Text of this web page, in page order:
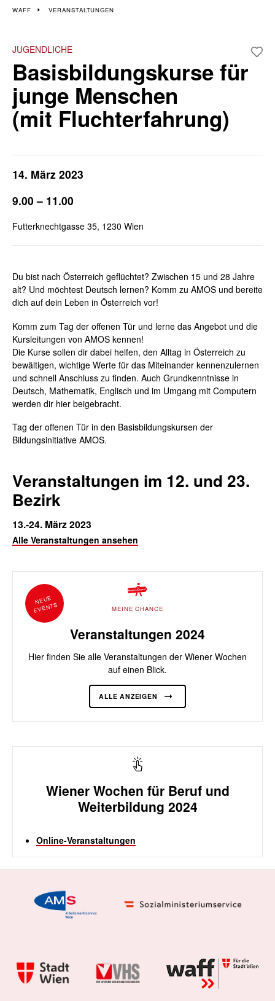
Veranstaltungen im 12.
und 23. Bezirk
Wiener Wochen für Beruf und Weiterbildung | 7. März - 22. März
WAFF VERANSTALTUNGEN
JUGENDLICHE
Basisbildungskurse für
junge Menschen
(mit Fluchterfahrung)
14. März 2023
9.00 – 11.00
Futterknechtgasse 35, 1230 Wien
Du bist nach Österreich geflüchtet? Zwischen 15 und 28 Jahre
alt? Und möchtest Deutsch lernen? Komm zu AMOS und bereite
dich auf dein Leben in Österreich vor!
Komm zum Tag der offenen Tür und lerne das Angebot und die
Kursleitungen von AMOS kennen!
Die Kurse sollen dir dabei helfen, den Alltag in Österreich zu
bewältigen, wichtige Werte für das Miteinander kennenzulernen
und schnell Anschluss zu finden. Auch Grundkenntnisse in
Deutsch, Mathematik, Englisch und im Umgang mit Computern
werden dir hier beigebracht.
Tag der offenen Tür in den Basisbildungskursen der
Bildungsinitiative AMOS.
Veranstaltungen im 12. und 23.
Bezirk
13.-24. März 2023
Alle Veranstaltungen ansehen
MEINE CHANCE
Veranstaltungen 2024
Hier finden Sie alle Veranstaltungen der Wiener Wochen
auf einen Blick.
ALLE ANZEIGEN
NEUE
EVENTS
Wiener Wochen für Beruf und
Weiterbildung 2024
Online-Veranstaltungen